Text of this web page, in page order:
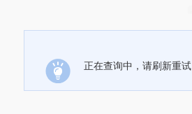
正在查询中，请刷新重试